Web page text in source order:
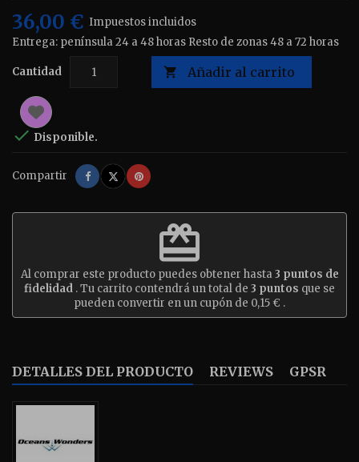
36,00 € Impuestos incluidos
Entrega: península 24 a 48 horas Resto de zonas 48 a 72 horas
Cantidad  Añadir al carrito
 Disponible.
Compartir Compartir
TuitearPinterest
redeem
Al comprar este producto puedes obtener hasta3 puntos de
fidelidad . Tu carrito contendrá un total de 3 puntos que se
pueden convertir en un cupón de 0,15 € .
DETALLES DEL PRODUCTO REVIEWS GPSR